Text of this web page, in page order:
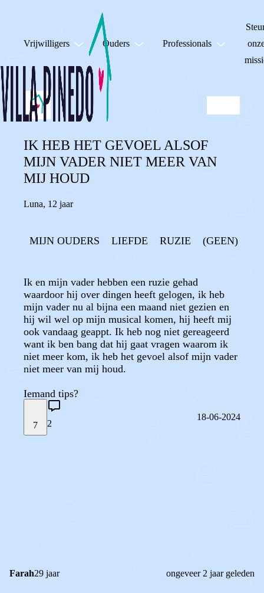
Vrijwilligers Ouders Professionals
IK HEB HET GEVOEL ALSOF
MIJN VADER NIET MEER VAN
MIJ HOUD
Luna, 12 jaar
MIJN OUDERS LIEFDE RUZIE (GEEN)
Ik en mijn vader hebben een ruzie gehad
waardoor hij over dingen heeft gelogen, ik heb
mijn vader nu al bijna een maand niet gezien en
hij wil wel op mijn musical komen, hij heeft mij
ook vandaag geappt. Ik heb nog niet gereageerd
want ik ben bang dat hij gaat vragen waarom ik
niet meer kom, ik heb het gevoel alsof mijn vader
niet meer van mij houd.
Iemand tips?
7 2
18-06-2024
Farah29 jaar ongeveer 2 jaar geleden